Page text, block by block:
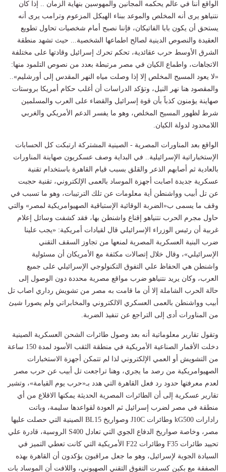
الواقع أننا في عالم يحكمه المجانين والمهوسين بنهاية الزمان .. إذا كان
نتنياهو يرى أنه المخلص والموعد ببناء الهيكل المزعوم وترامب يرى أنه
يستحق أن يكون بابا الفاتيكان، فإننا نصبح أمام شخصيات تحاول تطويع
العقيدة والنصوص الدينية لصالح اطماعها الشخصية... حيث تشهد منطقة
الشرق الأوسط حرب عقائدية، تحكم تحرك إسرائيل وقادتها على مختلفة
الاتجاهات، واطماع الكيان في مصر مرتبطة بعدد من نصوص التلمود منها:
«لا يعود المسيح المخلص إلا إذا وصلت مياه النهر المقدس إلى أورشليم»..
والمقصود هنا نهر النيل، وتؤكد الدراسات أن أغلب حكام أمريكا بروستات
صهاينة يؤمنون كذباً بأن قوة إسرائيل والقضاء على العرب والمسلمين
شرط لظهور المسيح المخلص، وهو ما يفسر الدعم الأمريكي والغربي
اللامحدود لدولة الكيان.
الواقع بعد المناورات المصرية - الصينية المشتركة ارتبكت كل الحسابات
الإستخباراتية الإسرائيلية.. في البداية وصف عسكريون صهاينة المناورات
بالعادية ثم أصابهم الذعر والقلق بسبب قيام القاهرة باستخدام تقنية
عسكرية جديدة اصابت أجهزة الموساد بالعمى الإلكتروني، تقنية حجبت
عن تل أبيب وواشنطن أية معلومات عن تلك الترتيبات، وهو ما تسبب في
وقف ما يسمى ب«الضربة الوقائية الإستباقية الصهيوامريكية لمصر» والتي
حاول مجرم الحرب نتنياهو إقناع واشنطن بها، فقد كشفت وسائل إعلام
غربية أن رئيس الوزراء الإسرائيلي قال لقيادات أمريكية: «يجب علينا
ضرب البنية العسكرية المصرية لمنعها من تجاوز السقف التقني
الإسرائيلي»، وقال خلال إتصالات مكثفة مع الأمريكان أن مسئولية
واشنطن هي الحفاظ علي التفوق التكنولوجي الإسرائيلي على جميع
العرب، وكان يريد نتنياهو ضرب مواقع مصرية محددة دون الوصول إلى
حالة الحرب الشاملة إلا أن ما قامت به مصر من تشويش رداري اصاب تل
أبيب وواشنطن بالعمى العسكري الالكتروني والمخابراتي ولم يصورا شيئ
من المناورات أدى إلى التراجع عن تنفيذ الضربة.
وتقول تقارير معلوماتية أنه بعد وصول طائرات الشحن العسكرية الصينية
دخلت الأقمار الصناعية الأمريكية في منطقة الثقب الأسود لمدة 150 ساعة
من التشويش أو العمي الإلكتروني لذا لم تتمكن أجهزة الاستخبارات
الصهيوامريكية من رصد ما يجري، وهنا تراجعت تل أبيب عن حرب مصر
لعدم معرفتها حدود رد فعل القاهرة التي هدد بـ«حرب يوم القيامة»، وتشير
تقارير عسكرية إلى أن الطائرات المصرية الحديثة يمكنها الاقلاع من أي
منطقة في مصر لضرب إسرائيل ثم العودة لقواعدها سليمة، وباتت
رادارات kG500 وطائرات J10C وصواريخ BL15 الصينية التي حصلت عليها
مصر، وخاصة صواريخ الدفاع الجوي التي تعادل S400 الروسية، قادرة علي
تحييد طائرات F35 وطائرات F22 الأمريكية التي كانت تعطي التميز في
السيادة الجوية لإسرائيل، وهو ما جعل مراقبون يؤكدون أن القاهرة بهذه
الصفقة مع بكين كسرت التفوق التقني الصهيوني، واللافت أن الموساد بات